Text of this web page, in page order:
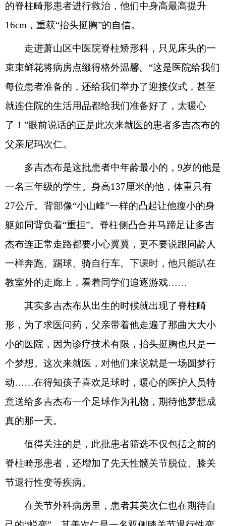
的脊柱畸形患者进行救治，他们中身高最高提升
16cm，重获“抬头挺胸”的自信。
走进萧山区中医院脊柱矫形科，只见床头的一
束束鲜花将病房点缀得格外温馨。“这是医院给我们
每位患者准备的，还给我们举办了迎接仪式，甚至
就连住院的生活用品都给我们准备好了，太暖心
了！”眼前说话的正是此次来就医的患者多吉杰布的
父亲尼玛次仁。
多吉杰布是这批患者中年龄最小的，9岁的他是
一名三年级的学生。身高137厘米的他，体重只有
27公斤。背部像“小山峰”一样的凸起让他瘦小的身
躯如同背负着“重担”。脊柱侧凸合并马蹄足让多吉
杰布连正常走路都要小心翼翼，更不要说跟同龄人
一样奔跑、踢球、骑自行车。下课时，他只能趴在
教室外的走廊上，看着同学们追逐游戏……
其实多吉杰布从出生的时候就出现了脊柱畸
形，为了求医问药，父亲带着他走遍了那曲大大小
小的医院，因为诊疗技术有限，抬头挺胸也只是一
个梦想。这次来就医，对他们来说就是一场圆梦行
动……在得知孩子喜欢足球时，暖心的医护人员特
意送给多吉杰布一个足球作为礼物，期待他梦想成
真的那一天。
值得关注的是，此批患者筛选不仅包括之前的
脊柱畸形患者，还增加了先天性髋关节脱位、膝关
节退行性变等疾病。
在关节外科病房里，患者其美次仁也在期待自